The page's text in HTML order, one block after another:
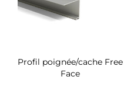
Profil poignée/cache Free
Face